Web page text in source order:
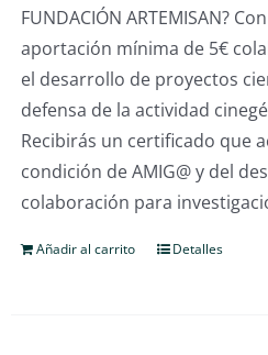
FUNDACIÓN ARTEMISAN?
aportación mínima de 5€
el desarrollo de proyectos
defensa de la actividad
Recibirás un certificado que
condición de AMIG@ y del
colaboración para
Añadir al carrito Detalles